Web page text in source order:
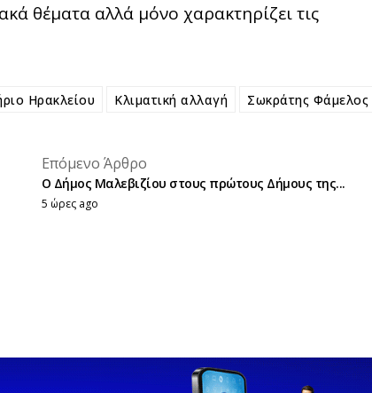
θέματα αλλά μόνο χαρακτηρίζει τις
Ηρακλείου Κλιματική αλλαγή Σωκράτης Φάμελος
placeholder text
Επόμενο Άρθρο
Ο Δήμος Μαλεβιζίου στους πρώτους Δήμους της...
5 ώρες ago